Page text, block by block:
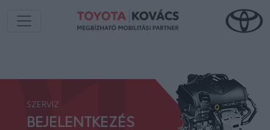
SZERVIZ
BEJELENTKEZÉS